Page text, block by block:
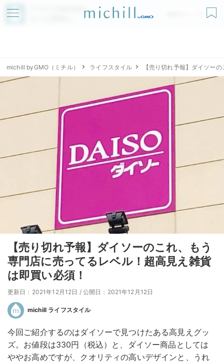
アプリでmichillが
無料ダウンロード
michill byGMO（ミチル） ライフスタイル 【売り切れ予報】ダイソー
【売り切れ予報】ダイソーのこれ、もう
専門店に売ってるレベル！超高見え雑貨
は即買い必須！
更新日：2021年12月12日 / 公開日：2021年12月12日
michill ライフスタイル
今回ご紹介するのはダイソーで見つけたある高見えグッ
ズ。お値段は330円（税込）と、ダイソー商品としては
ややお高めですが、クオリティの高いデザインと、うれ